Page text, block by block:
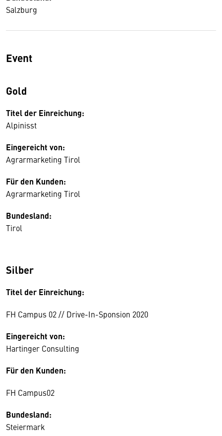
Salzburg
Event
Gold
Titel der Einreichung:
Alpinisst
Eingereicht von:
Agrarmarketing Tirol
Für den Kunden:
Agrarmarketing Tirol
Bundesland:
Tirol
Silber
Titel der Einreichung:
FH Campus 02 // Drive-In-Sponsion 2020
Eingereicht von:
Hartinger Consulting
Für den Kunden:
FH Campus02
Bundesland:
Steiermark